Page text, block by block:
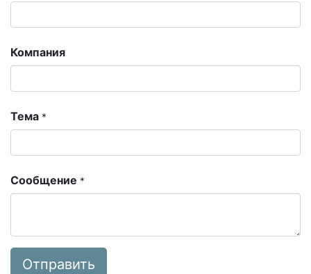
Компания
Тема *
Сообщение *
Отправить